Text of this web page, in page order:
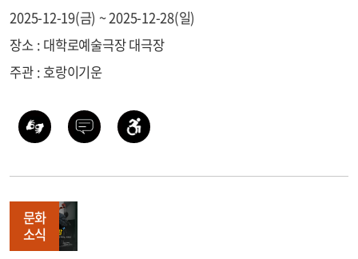
2025-12-19(금) ~ 2025-12-28(일)
장소 : 대학로예술극장 대극장
주관 : 호랑이기운
문화
소식